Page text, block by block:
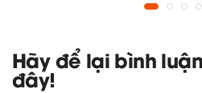
Hãy để lại bình
đây!